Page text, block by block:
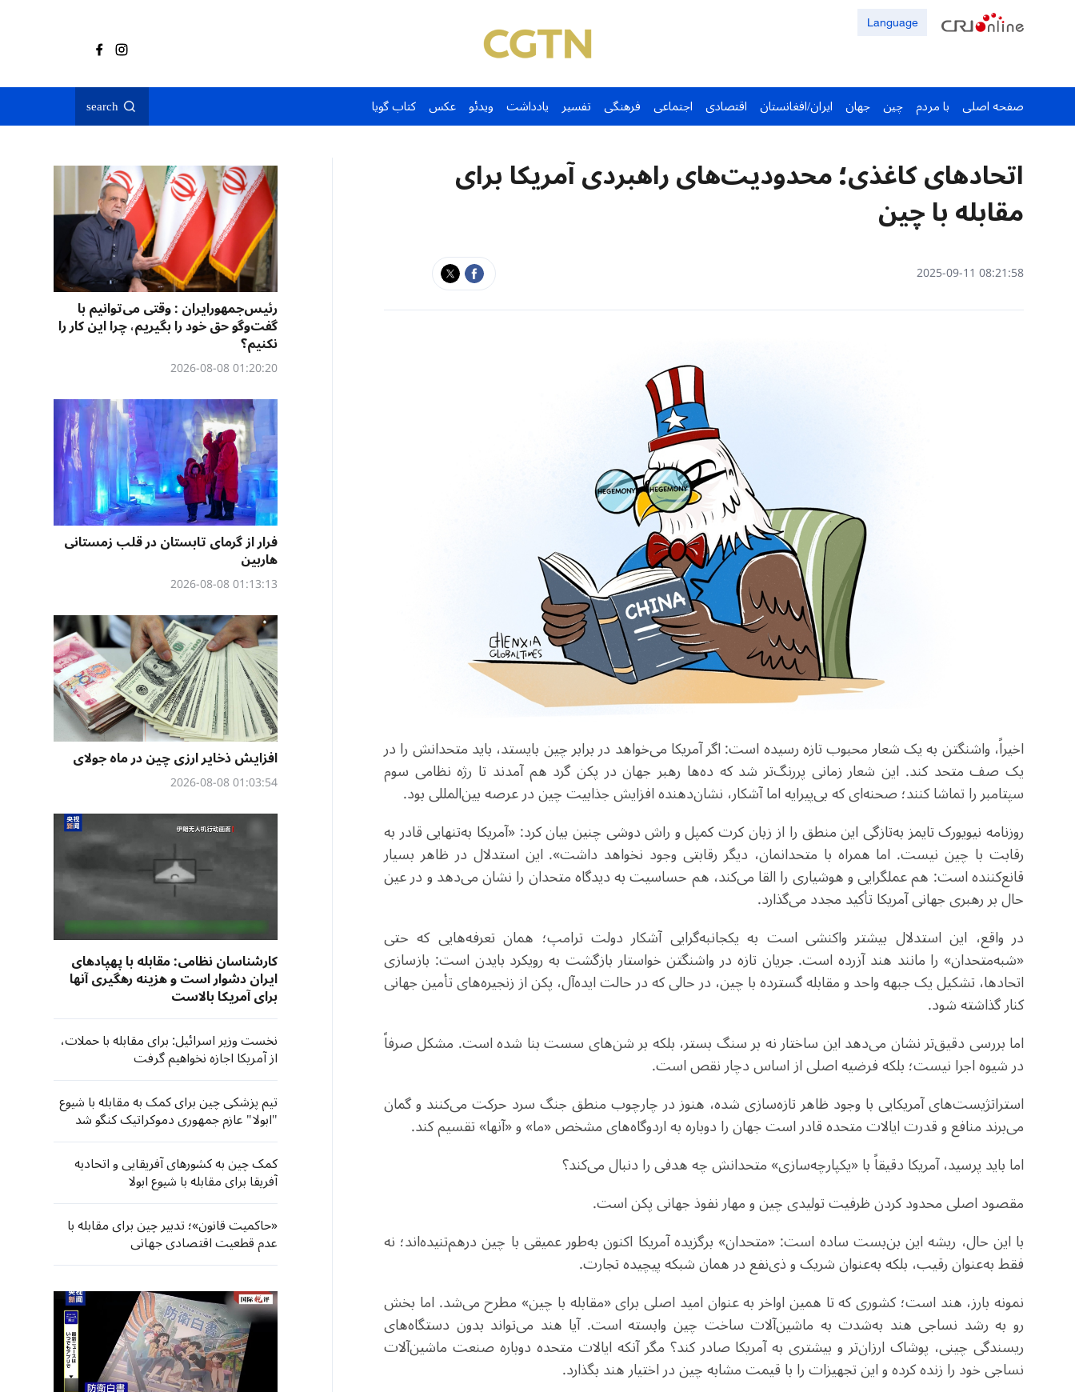
Language
صفحه اصلی با مردم چین جهان ایران/افغانستان اقتصادی اجتماعی فرهنگی تفسیر یادداشت ویدئو عکس کتاب گویا search
اتحاد‌های کاغذی؛ محدودیت‌های راهبردی آمریکا برای
مقابله با چین
08:21:58 2025-09-11
اخیراً، واشنگتن به یک شعار محبوب تازه رسیده است: اگر آمریکا می‌خواهد در برابر چین بایستد، باید متحدانش را در
یک صف متحد کند. این شعار زمانی پررنگ‌تر شد که ده‌ها رهبر جهان در پکن گرد هم آمدند تا رژه نظامی سوم
سپتامبر را تماشا کنند؛ صحنه‌ای که بی‌پیرایه اما آشکار، نشان‌دهنده افزایش جذابیت چین در عرصه بین‌المللی بود.
روزنامه نیویورک تایمز به‌تازگی این منطق را از زبان کرت کمپل و راش دوشی چنین بیان کرد: «آمریکا به‌تنهایی قادر به
رقابت با چین نیست. اما همراه با متحدانمان، دیگر رقابتی وجود نخواهد داشت». این استدلال در ظاهر بسیار
قانع‌کننده است: هم عملگرایی و هوشیاری را القا می‌کند، هم حساسیت به دیدگاه متحدان را نشان می‌دهد و در عین
حال بر رهبری جهانی آمریکا تأکید مجدد می‌گذارد.
در واقع، این استدلال بیشتر واکنشی است به یکجانبه‌گرایی آشکار دولت ترامپ؛ همان تعرفه‌هایی که حتی
«شبه‌متحدان» را مانند هند آزرده است. جریان تازه در واشنگتن خواستار بازگشت به رویکرد بایدن است: بازسازی
اتحادها، تشکیل یک جبهه واحد و مقابله گسترده با چین، در حالی که در حالت ایده‌آل، پکن از زنجیره‌های تأمین جهانی
کنار گذاشته شود.
اما بررسی دقیق‌تر نشان می‌دهد این ساختار نه بر سنگ بستر، بلکه بر شن‌های سست بنا شده است. مشکل صرفاً
در شیوه اجرا نیست؛ بلکه فرضیه اصلی از اساس دچار نقص است.
استراتژیست‌های آمریکایی با وجود ظاهر تازه‌سازی شده، هنوز در چارچوب منطق جنگ سرد حرکت می‌کنند و گمان
می‌برند منافع و قدرت ایالات متحده قادر است جهان را دوباره به اردوگاه‌های مشخص «ما» و «آنها» تقسیم کند.
اما باید پرسید، آمریکا دقیقاً با «یکپارچه‌سازی» متحدانش چه هدفی را دنبال می‌کند؟
مقصود اصلی محدود کردن ظرفیت تولیدی چین و مهار نفوذ جهانی پکن است.
با این حال، ریشه این بن‌بست ساده است: «متحدان» برگزیده آمریکا اکنون به‌طور عمیقی با چین درهم‌تنیده‌اند؛ نه
فقط به‌عنوان رقیب، بلکه به‌عنوان شریک و ذی‌نفع در همان شبکه پیچیده تجارت.
نمونه بارز، هند است؛ کشوری که تا همین اواخر به عنوان امید اصلی برای «مقابله با چین» مطرح می‌شد. اما بخش
رو به رشد نساجی هند به‌شدت به ماشین‌آلات ساخت چین وابسته است. آیا هند می‌تواند بدون دستگاه‌های
ریسندگی چینی، پوشاک ارزان‌تر و بیشتری به آمریکا صادر کند؟ مگر آنکه ایالات متحده دوباره صنعت ماشین‌آلات
نساجی خود را زنده کرده و این تجهیزات را با قیمت مشابه چین در اختیار هند بگذارد.
رئیس‌جمهورایران : وقتی می‌توانیم با
گفت‌وگو حق خود را بگیریم، چرا این کار را
نکنیم؟
01:20:20 2026-08-08
فرار از گرمای تابستان در قلب زمستانی
هاربین
01:13:13 2026-08-08
افزایش ذخایر ارزی چین در ماه جولای
01:03:54 2026-08-08
کارشناسان نظامی: مقابله با پهپادهای
ایران دشوار است و هزینه رهگیری آنها
برای آمریکا بالاست
نخست وزیر اسرائیل: برای مقابله با حملات،
از آمریکا اجازه نخواهیم گرفت
تیم پزشکی چین برای کمک به مقابله با شیوع
"ابولا" عازم جمهوری دموکراتیک کنگو شد
کمک چین به کشورهای آفریقایی و اتحادیه
آفریقا برای مقابله با شیوع ابولا
«حاکمیت قانون»؛ تدبیر چین برای مقابله با
عدم قطعیت اقتصادی جهانی